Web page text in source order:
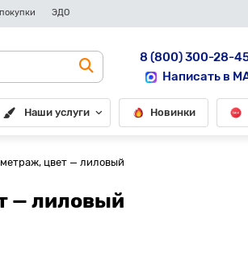
ЭДО
8 (800) 300-28-
Написать в
Наши услуги Новинки
цвет — лиловый
— лиловый